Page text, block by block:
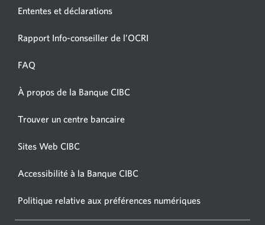
Ententes et déclarations
Rapport Info-conseiller de l’OCRI
FAQ
À propos de la Banque CIBC
Trouver un centre bancaire
Sites Web CIBC
fenêtre
Accessibilité à la Banque CIBC
fenêtre
s’affichera.
Politique relative aux préférences numériques